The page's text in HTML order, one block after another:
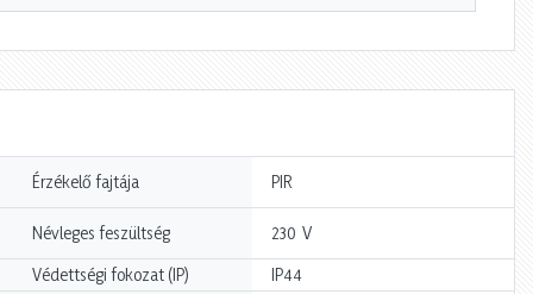
Érzékelő fajtája PIR
Névleges feszültség 230 V
Védettségi fokozat (IP)
IP44